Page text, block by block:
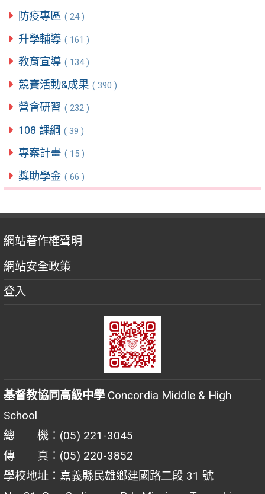
防疫專區 ( 24 )
升學輔導 ( 161 )
教育宣導 ( 134 )
競賽活動&成果 ( 390 )
營會研習 ( 232 )
108 課綱 ( 39 )
專案計畫 ( 15 )
獎助學金 ( 66 )
網站著作權聲明
網站安全政策
登入
基督教協同高級中學 Concordia Middle & High
School
總 機：(05) 221-3045
傳 真：(05) 220-3852
學校地址：嘉義縣民雄鄉建國路二段 31 號